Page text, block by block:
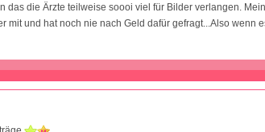
das die Ärzte teilweise soooi viel für Bilder verlangen.
mit und hat noch nie nach Geld dafür gefragt...Also wenn